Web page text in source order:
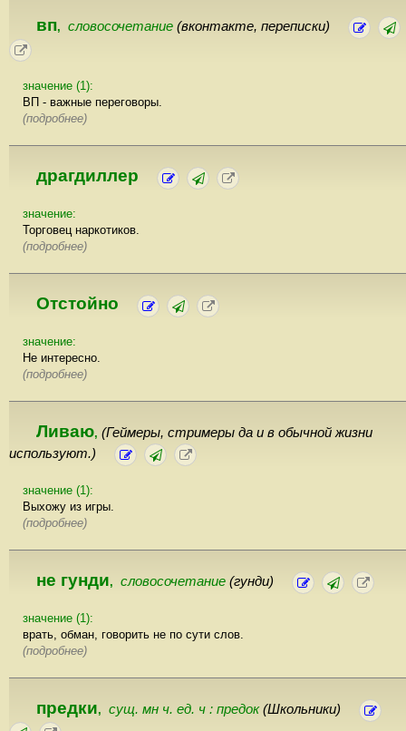
вп, словосочетание (вконтакте, переписки)
значение (1):
ВП - важные переговоры.
(подробнее)
драгдиллер
значение:
Торговец наркотиков.
(подробнее)
Отстойно
значение:
Не интересно.
(подробнее)
Ливаю, (Геймеры, стримеры да и в обычной жизни
используют.)
значение (1):
Выхожу из игры.
(подробнее)
не гунди, словосочетание (гунди)
значение (1):
врать, обман, говорить не по сути слов.
(подробнее)
предки, сущ. мн ч. ед. ч : предок(Школьники)